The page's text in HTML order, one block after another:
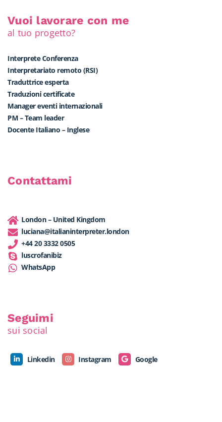
Vuoi lavorare con me
al tuo progetto?
Interprete Conferenza
Interpretariato remoto (RSI)
Traduttrice esperta
Traduzioni certificate
Manager eventi internazionali
PM – Team leader
Docente Italiano – Inglese
Contattami
London – United Kingdom
luciana@italianinterpreter.london
+44 20 3332 0505
luscrofanibiz
WhatsApp
Seguimi
sui social
Linkedin Instagram Google